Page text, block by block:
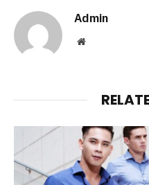
Admin
Website